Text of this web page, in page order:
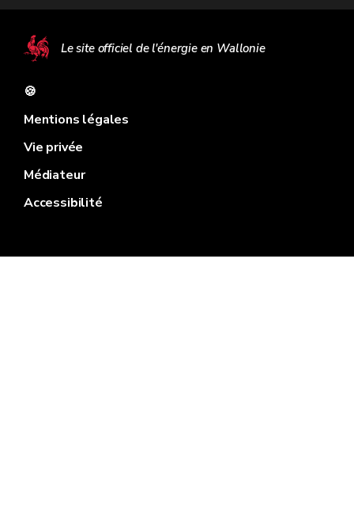
Le site officiel de l'énergie en Wallonie
🍪
Mentions légales
Vie privée
Médiateur
Accessibilité